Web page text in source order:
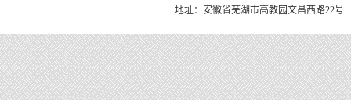
地址：安徽省芜湖市高教园文昌西路22号